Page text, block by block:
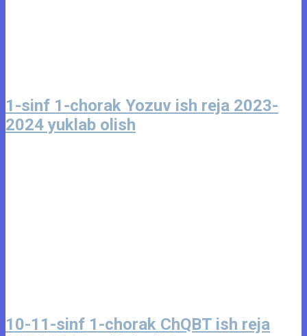
1-sinf 1-chorak Yozuv ish reja 2023-
2024 yuklab olish
10-11-sinf 1-chorak ChQBT ish reja